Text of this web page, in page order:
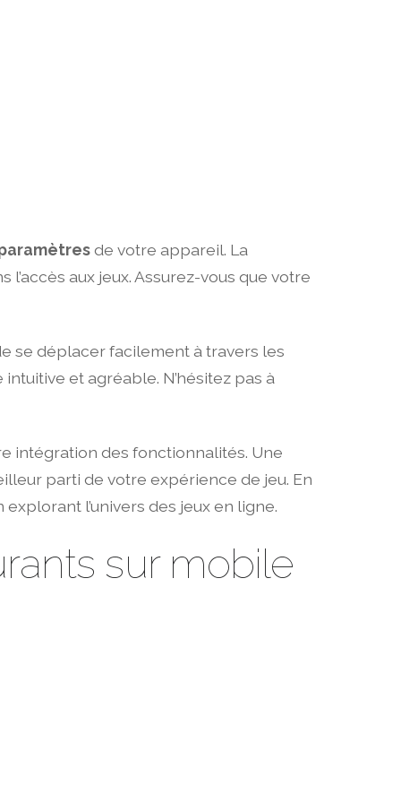
de votre appareil. La
aux jeux. Assurez-vous que votre
se déplacer facilement à travers les
et agréable. N’hésitez pas à
intégration des fonctionnalités. Une
parti de votre expérience de jeu. En
l’univers des jeux en ligne.
sur mobile